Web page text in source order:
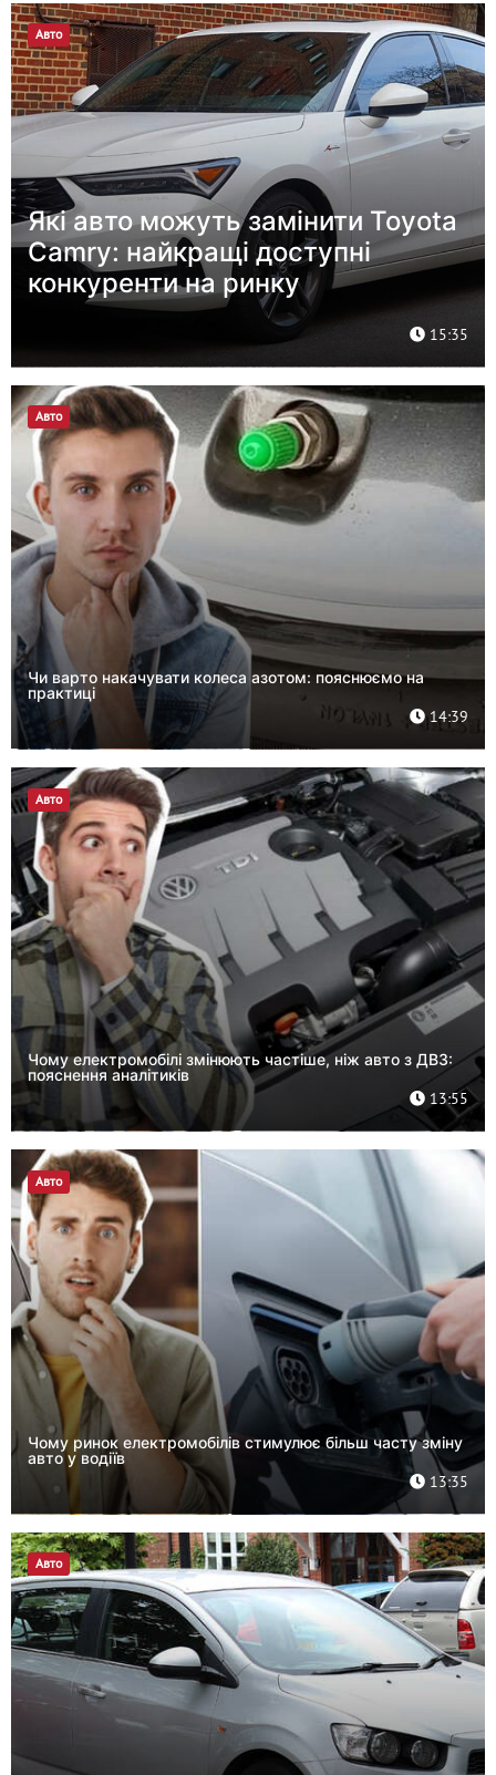
Авто
Які авто можуть замінити Toyota
Camry: найкращі доступні
конкуренти на ринку
15:35
Авто
Чи варто накачувати колеса азотом: пояснюємо на
практиці
14:39
Авто
Чому електромобілі змінюють частіше, ніж авто з ДВЗ:
пояснення аналітиків
13:55
Авто
Чому ринок електромобілів стимулює більш часту зміну
авто у водіїв
13:35
Авто